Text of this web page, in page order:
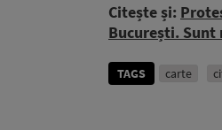
Citește și:
București. Sunt
TAGS carte